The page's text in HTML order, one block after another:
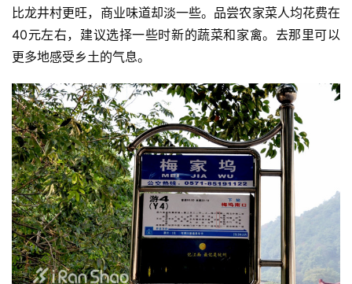
装
备
训
练
视
频
用
户
精
选
比龙井村更旺，商业味道却淡一些。品尝农家菜人均花费在
40元左右，建议选择一些时新的蔬菜和家禽。去那里可以
更多地感受乡土的气息。